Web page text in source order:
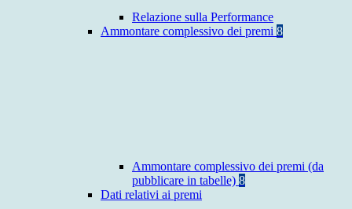
Relazione sulla Performance
Ammontare complessivo dei premi 8
Ammontare complessivo dei premi (da
pubblicare in tabelle) 8
Dati relativi ai premi